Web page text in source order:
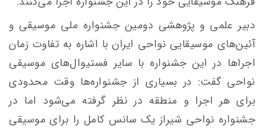
دبیر علمی و پژوهشی دومین جشنواره ملی موسیقی و
آئین‌های موسیقایی نواحی ایران با اشاره به تفاوت زمان
اجراها در این جشنواره با سایر فستیوال‌های موسیقی
نواحی گفت: در بسیاری از جشنواره‌ها وقت محدودی
برای هر اجرا و منطقه در نظر گرفته می‌شود اما در
جشنواره نواحی شیراز یک سانس کامل را برای موسیقی